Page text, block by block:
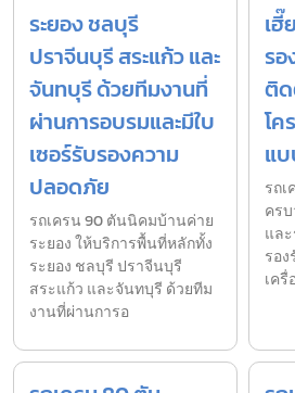
ระยอง ชลบุรี
ปราจีนบุรี สระแก้ว และ
จันทบุรี ด้วยทีมงานที่
ผ่านการอบรมและมีใบ
เซอร์รับรองความ
ปลอดภัย
รถเครน 90 ตันนิคมบ้านค่าย
ระยอง ให้บริการพื้นที่หลักทั้ง
ระยอง ชลบุรี ปราจีนบุรี
สระแก้ว และจันทบุรี ด้วยทีม
งานที่ผ่านการอ
เ
รอ
ติด
โค
แ
รถ
ครบ
แล
รอ
เค